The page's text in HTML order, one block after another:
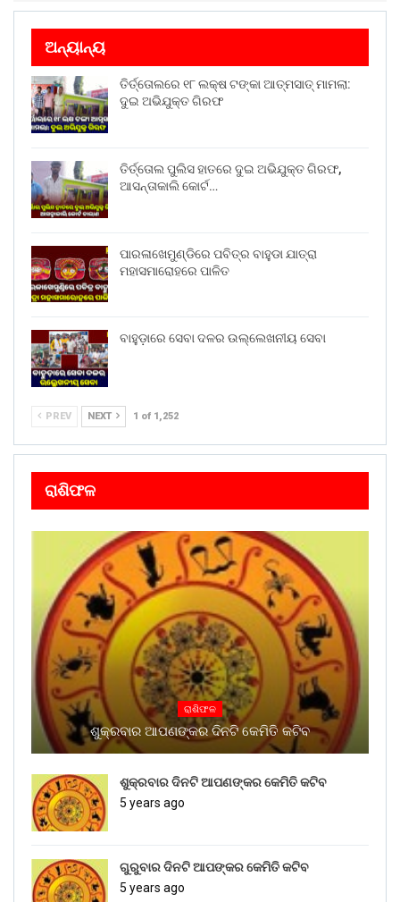
ଅନ୍ୟାନ୍ୟ
ତିର୍ତ୍ତୋଲରେ ୧୮ ଲକ୍ଷ ଟଙ୍କା ଆତ୍ମସାତ୍ ମାମଲା:
ଦୁଇ ଅଭିଯୁକ୍ତ ଗିରଫ
ତିର୍ତ୍ତୋଲ ପୁଲିସ ହାତରେ ଦୁଇ ଅଭିଯୁକ୍ତ ଗିରଫ,
ଆସନ୍ତାକାଲି କୋର୍ଟ…
ପାରଳାଖେମୁଣ୍ଡିରେ ପବିତ୍ର ବାହୁଡା ଯାତ୍ରା
ମହାସମାରୋହରେ ପାଳିତ
ବାହୁଡ଼ାରେ ସେବା ଦଳର ଉଲ୍ଲେଖନୀୟ ସେବା
PREV NEXT 1 of 1,252
ରାଶିଫଳ
ରାଶିଫଳ
ଶୁକ୍ରବାର ଆପଣଙ୍କର ଦିନଟି କେମିତି କଟିବ
ଶୁକ୍ରବାର ଦିନଟି ଆପଣଙ୍କର କେମିତି କଟିବ
5 years ago
ଗୁରୁବାର ଦିନଟି ଆପଙ୍କର କେମିତି କଟିବ
5 years ago